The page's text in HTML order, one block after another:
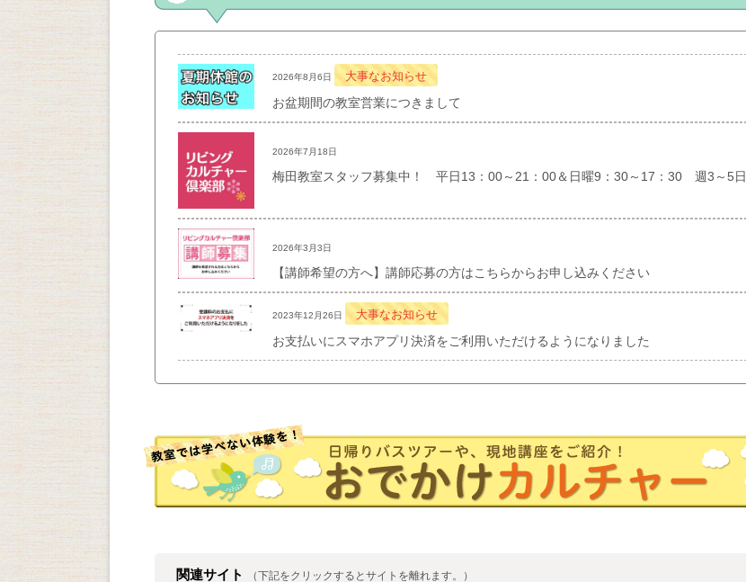
2026年8月6日 大事なお知らせ
お盆期間の教室営業につきまして
2026年7月18日
梅田教室スタッフ募集中！ 平日13：00～21：00＆日曜9：30～17：30 週3～5日
2026年3月3日
【講師希望の方へ】講師応募の方はこちらからお申し込みください
2023年12月26日 大事なお知らせ
お支払いにスマホアプリ決済をご利用いただけるようになりました
関連サイト （下記をクリックするとサイトを離れます。）